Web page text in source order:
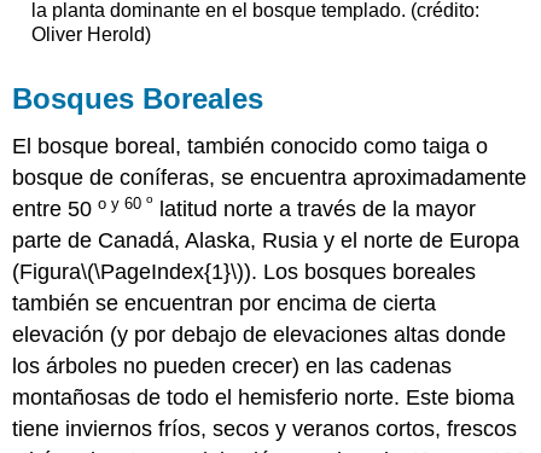
la planta dominante en el bosque templado. (crédito:
Oliver Herold)
Bosques Boreales
El bosque boreal, también conocido como taiga o
bosque de coníferas, se encuentra aproximadamente
entre 50o y 60o
latitud norte a través de la mayor
parte de Canadá, Alaska, Rusia y el norte de Europa
(Figura\(\PageIndex{1}\)). Los bosques boreales
también se encuentran por encima de cierta
elevación (y por debajo de elevaciones altas donde
los árboles no pueden crecer) en las cadenas
montañosas de todo el hemisferio norte. Este bioma
tiene inviernos fríos, secos y veranos cortos, frescos